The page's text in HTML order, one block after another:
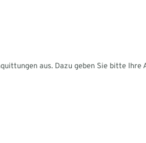
aus. Dazu geben Sie bitte Ihre